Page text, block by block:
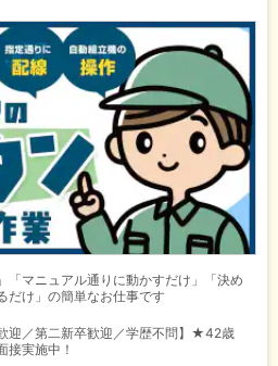
「マニュアル通りに動かすだけ」「決め
だけ」の簡単なお仕事です
迎／第二新卒歓迎／学歴不問】★42歳
接実施中！